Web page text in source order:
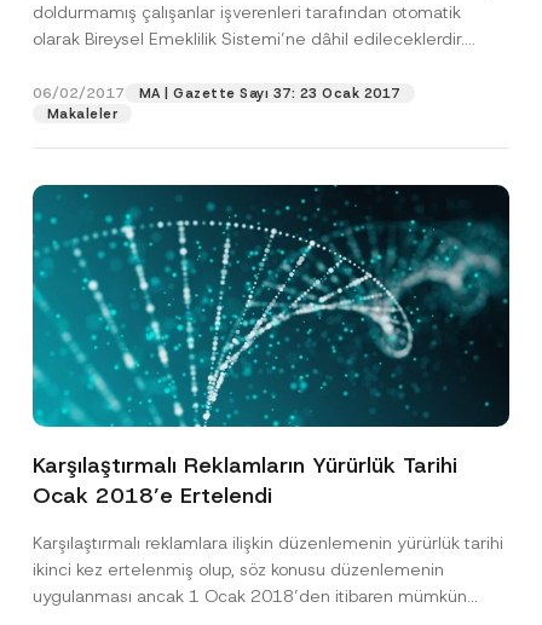
doldurmamış çalışanlar işverenleri tarafından otomatik
olarak Bireysel Emeklilik Sistemi’ne dâhil edileceklerdir.
06/02/2017
MA | Gazette Sayı 37: 23 Ocak 2017
Makaleler
Karşılaştırmalı Reklamların Yürürlük Tarihi
Ocak 2018’e Ertelendi
Karşılaştırmalı reklamlara ilişkin düzenlemenin yürürlük tarihi
ikinci kez ertelenmiş olup, söz konusu düzenlemenin
uygulanması ancak 1 Ocak 2018’den itibaren mümkün